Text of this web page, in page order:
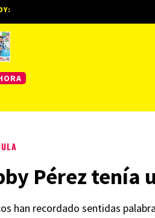
Pérez tenía
han recordado sentidas